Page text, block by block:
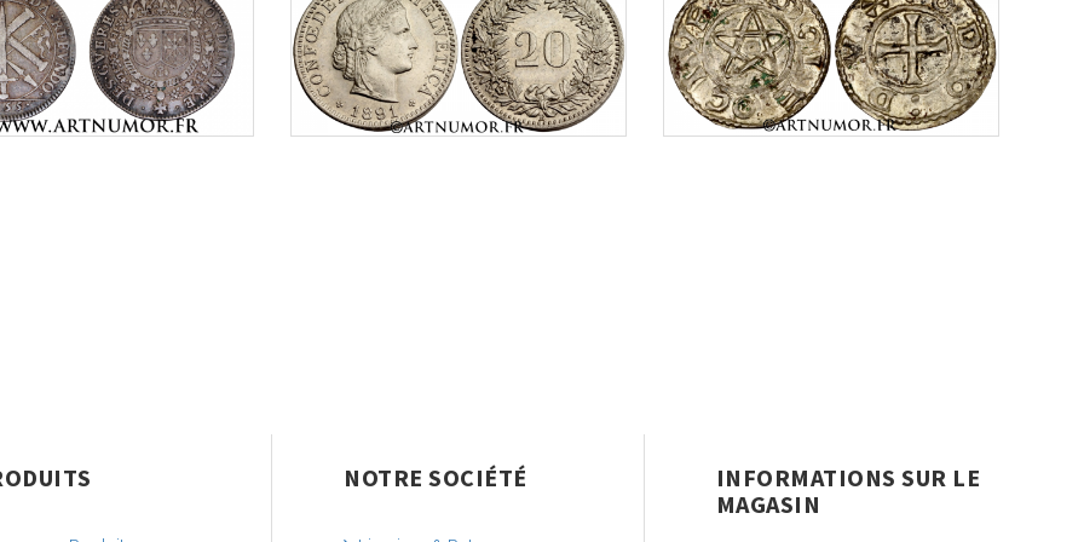
NOTRE SOCIÉTÉ
INFORMATIONS SUR LE
MAGASIN